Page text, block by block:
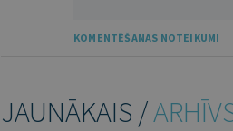
KOMENTĒŠANAS NOTEIKUMI
JAUNĀKAIS /